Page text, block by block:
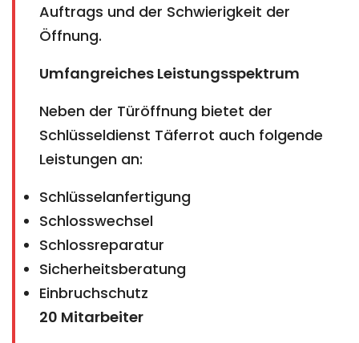
Auftrags und der Schwierigkeit der
Öffnung.
Umfangreiches Leistungsspektrum
Neben der Türöffnung bietet der
Schlüsseldienst Täferrot auch folgende
Leistungen an:
Schlüsselanfertigung
Schlosswechsel
Schlossreparatur
Sicherheitsberatung
Einbruchschutz
20 Mitarbeiter